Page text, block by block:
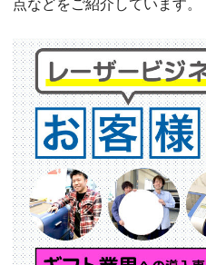
点などをご紹介しています。